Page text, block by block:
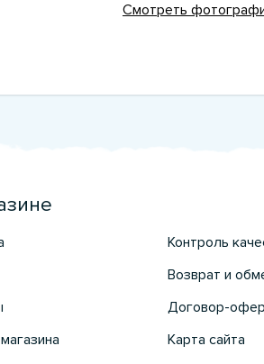
Смотреть
Контроль
Возврат и
Договор-
Карта сайта